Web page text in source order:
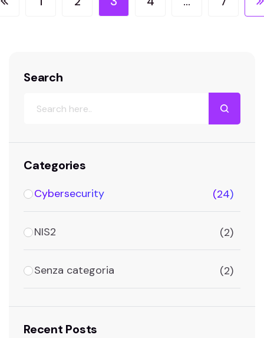
Search
Search
Categories
Cybersecurity (24)
NIS2 (2)
Senza categoria (2)
Recent Posts